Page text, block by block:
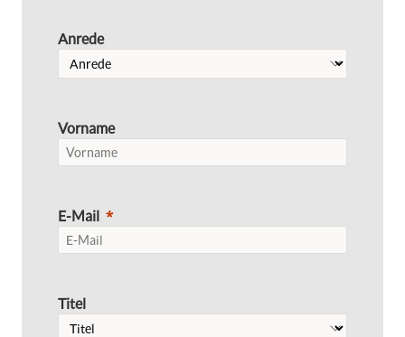
Anrede
Vorname
E-Mail
Titel